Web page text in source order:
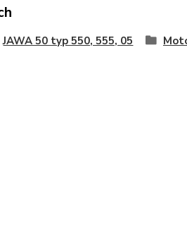
JAWA 50 typ 550, 555, 05